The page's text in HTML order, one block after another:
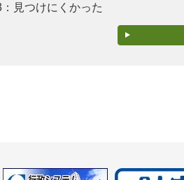
：見つけにくかった